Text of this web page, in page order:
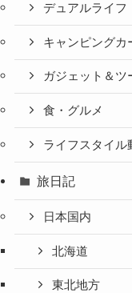
デュアルライフ
キャンピングカ
ガジェット＆ツ
食・グルメ
ライフスタイル
旅日記
日本国内
北海道
東北地方